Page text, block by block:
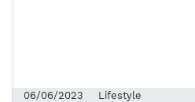
06/06/2023 Lifestyle